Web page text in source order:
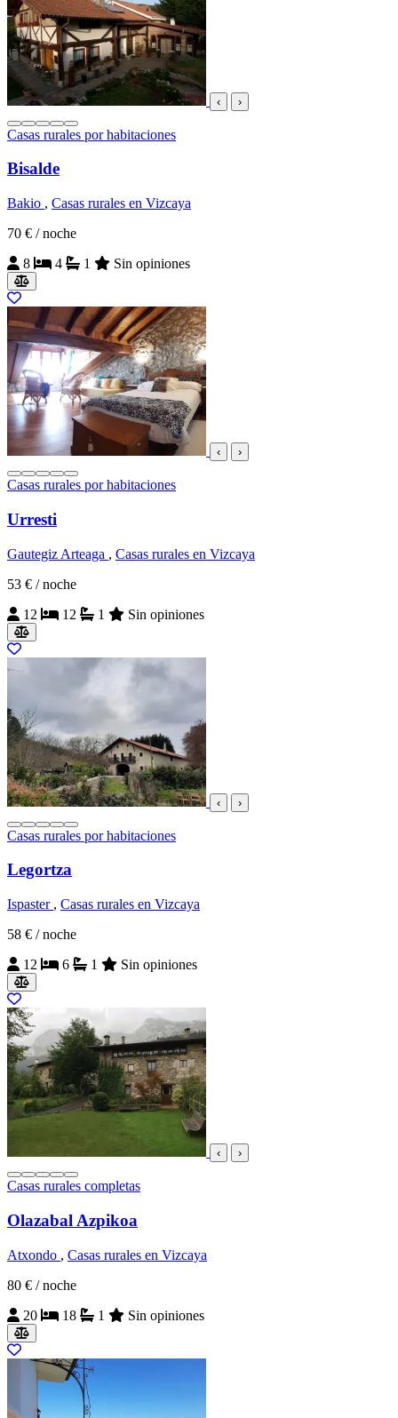
‹ ›
Casas rurales por habitaciones
Bisalde
Bakio , Casas rurales en Vizcaya
70 € / noche
8
4 1 Sin opiniones
‹ ›
Casas rurales por habitaciones
Urresti
Gautegiz Arteaga , Casas rurales en Vizcaya
53 € / noche
12
12 1 Sin opiniones
‹ ›
Casas rurales por habitaciones
Legortza
Ispaster , Casas rurales en Vizcaya
58 € / noche
12
6 1 Sin opiniones
‹ ›
Casas rurales completas
Olazabal Azpikoa
Atxondo , Casas rurales en Vizcaya
80 € / noche
20
18 1 Sin opiniones